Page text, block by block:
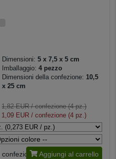
Dimensioni: 5 x 7,5 x 5 cm
Imballaggio: 4 pezzo
Dimensioni della confezione: 10,5
x 25 cm
1,82 EUR/ confezione (4 pz.)
1,09 EUR / confezione (4 pz.)
confezione Aggiungi al carrello